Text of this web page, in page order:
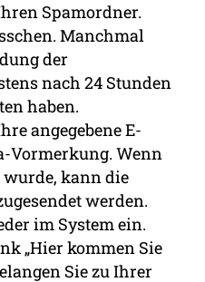
Spamordner.
Manchmal
der
nach 24 Stunden
haben.
angegebene E-
Vormerkung. Wenn
wurde, kann die
werden.
im System ein.
„Hier kommen Sie
Sie zu Ihrer